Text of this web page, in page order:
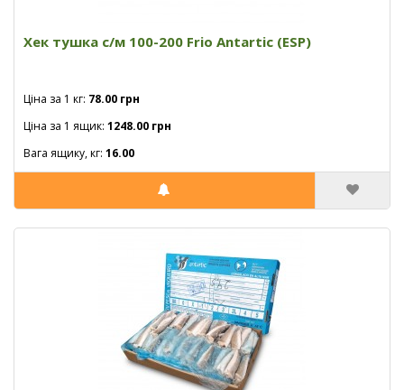
Хек тушка с/м 100-200 Frio Antartic (ESP)
Ціна за 1 кг: 78.00 грн
Ціна за 1 ящик: 1248.00 грн
Вага ящику, кг: 16.00